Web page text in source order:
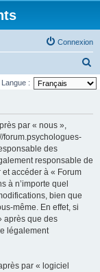
Connexion
e
Langue :
par « nous »,
forum.psychologues-
des
responsable de
accéder à « Forum
à n’importe quel
bien que
même. En effet, si
après que des
légalement
par « logiciel